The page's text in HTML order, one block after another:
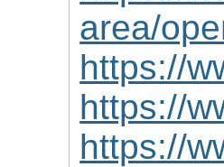
area/
https://
https://
https://